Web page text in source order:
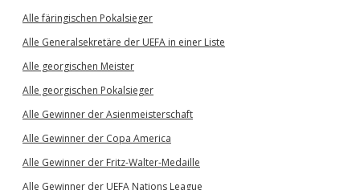
Alle färingischen Pokalsieger
Alle Generalsekretäre der UEFA in einer Liste
Alle georgischen Meister
Alle georgischen Pokalsieger
Alle Gewinner der Asienmeisterschaft
Alle Gewinner der Copa America
Alle Gewinner der Fritz-Walter-Medaille
Alle Gewinner der UEFA Nations League